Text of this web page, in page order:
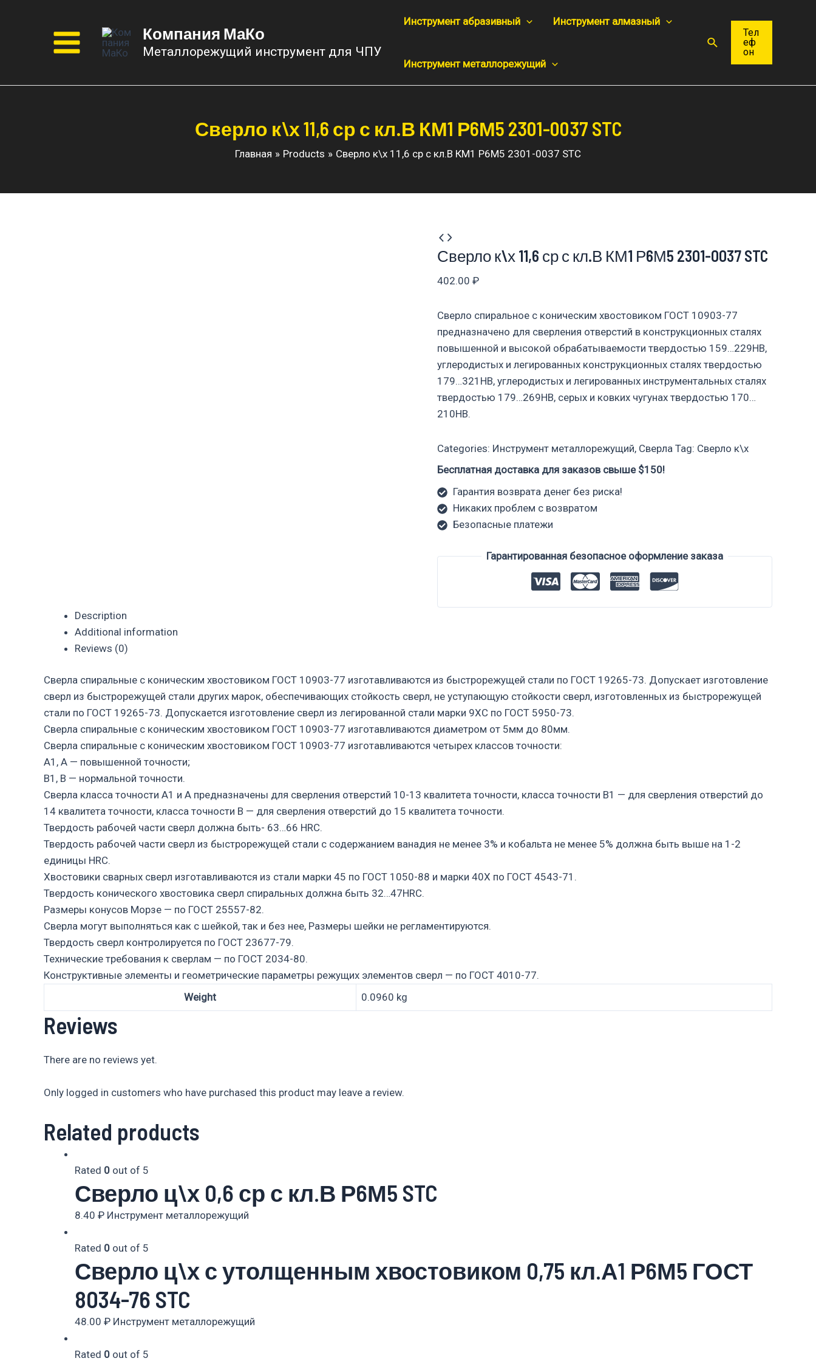
содержимому
Main
Menu
Компания МаКо
Металлорежущий инструмент для ЧПУ
Инструмент абразивный Инструмент алмазный
Инструмент металлорежущий
Поиск
Тел
еф
он
Сверло к\х 11,6 ср с кл.В КМ1 Р6М5 2301-0037 STC
Главная Products Сверло к\х 11,6 ср с кл.В КМ1 Р6М5 2301-0037 STC
Сверло к\х 11,6 ср с кл.В КМ1 Р6М5 2301-0037 STC
402.00 ₽
Сверло спиральное с коническим хвостовиком ГОСТ 10903-77
предназначено для сверления отверстий в конструкционных сталях
повышенной и высокой обрабатываемости твердостью 159…229НВ,
углеродистых и легированных конструкционных сталях твердостью
179…321НВ, углеродистых и легированных инструментальных сталях
твердостью 179…269НВ, серых и ковких чугунах твердостью 170…
210НВ.
Categories: Инструмент металлорежущий, Сверла Tag: Сверло к\х
Бесплатная доставка для заказов свыше $150!
Гарантия возврата денег без риска!
Никаких проблем с возвратом
Безопасные платежи
Гарантированная безопасное оформление заказа
Description
Additional information
Reviews (0)
Сверла спиральные с коническим хвостовиком ГОСТ 10903-77 изготавливаются из быстрорежущей стали по ГОСТ 19265-73. Допускает изготовление
сверл из быстрорежущей стали других марок, обеспечивающих стойкость сверл, не уступающую стойкости сверл, изготовленных из быстрорежущей
стали по ГОСТ 19265-73. Допускается изготовление сверл из легированной стали марки 9ХС по ГОСТ 5950-73.
Сверла спиральные с коническим хвостовиком ГОСТ 10903-77 изготавливаются диаметром от 5мм до 80мм.
Сверла спиральные с коническим хвостовиком ГОСТ 10903-77 изготавливаются четырех классов точности:
А1, А — повышенной точности;
В1, В — нормальной точности.
Сверла класса точности А1 и А предназначены для сверления отверстий 10-13 квалитета точности, класса точности В1 — для сверления отверстий до
14 квалитета точности, класса точности В — для сверления отверстий до 15 квалитета точности.
Твердость рабочей части сверл должна быть- 63…66 HRC.
Твердость рабочей части сверл из быстрорежущей стали с содержанием ванадия не менее 3% и кобальта не менее 5% должна быть выше на 1-2
единицы HRC.
Хвостовики сварных сверл изготавливаются из стали марки 45 по ГОСТ 1050-88 и марки 40Х по ГОСТ 4543-71.
Твердость конического хвостовика сверл спиральных должна быть 32…47HRC.
Размеры конусов Морзе — по ГОСТ 25557-82.
Сверла могут выполняться как с шейкой, так и без нее, Размеры шейки не регламентируются.
Твердость сверл контролируется по ГОСТ 23677-79.
Технические требования к сверлам — по ГОСТ 2034-80.
Конструктивные элементы и геометрические параметры режущих элементов сверл — по ГОСТ 4010-77.
Weight
0.0960 kg
Reviews
There are no reviews yet.
Only logged in customers who have purchased this product may leave a review.
Related products
Rated 0 out of 5
Сверло ц\х 0,6 ср с кл.В Р6М5 STC
8.40 ₽ Инструмент металлорежущий
Rated 0 out of 5
Сверло ц\х с утолщенным хвостовиком 0,75 кл.А1 Р6М5 ГОСТ
8034-76 STC
48.00 ₽ Инструмент металлорежущий
Rated 0 out of 5